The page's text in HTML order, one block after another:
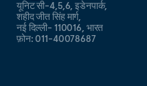
यूनिट सी-4,5,6, इडेनपार्क,
शहीद जीत सिंह मार्ग,
नई दिल्ली- 110016, भारत
फ़ोन: 011-40078687